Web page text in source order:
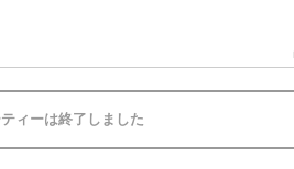
ィーは終了しました